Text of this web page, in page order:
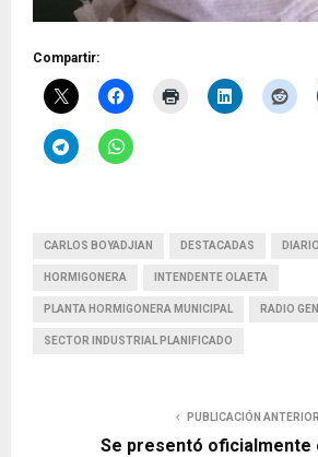
Compartir:
CARLOS BOYADJIAN DESTACADAS
HORMIGONERA INTENDENTE OLAETA
PLANTA HORMIGONERA MUNICIPAL RADIO GEN
SECTOR INDUSTRIAL PLANIFICADO
PUBLICACIÓN ANTERIOR
Se presentó oficialmente